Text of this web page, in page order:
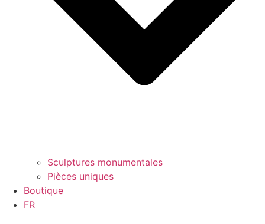
Sculptures monumentales
Pièces uniques
Boutique
FR